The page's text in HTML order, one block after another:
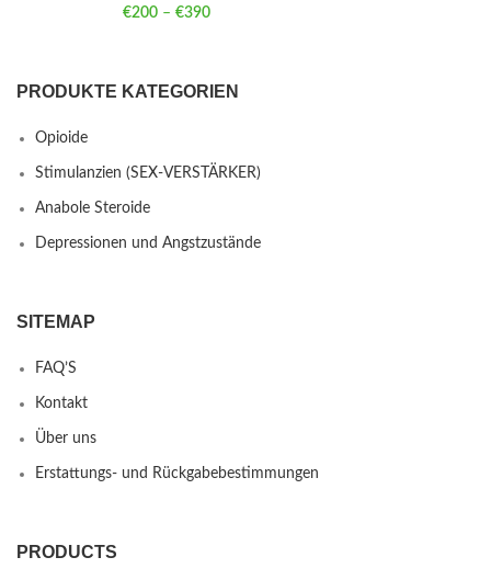
€200 – €390
PRODUKTE KATEGORIEN
Opioide
Stimulanzien (SEX-VERSTÄRKER)
Anabole Steroide
Depressionen und Angstzustände
SITEMAP
FAQ’S
Kontakt
Über uns
Erstattungs- und Rückgabebestimmungen
PRODUCTS